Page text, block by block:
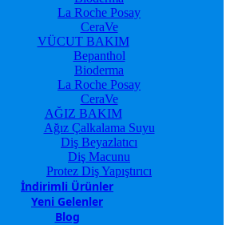
La Roche Posay
CeraVe
VÜCUT BAKIM
Bepanthol
Bioderma
La Roche Posay
CeraVe
AĞIZ BAKIM
Ağız Çalkalama Suyu
Diş Beyazlatıcı
Diş Macunu
Protez Diş Yapıştırıcı
İndirimli Ürünler
Yeni Gelenler
Blog